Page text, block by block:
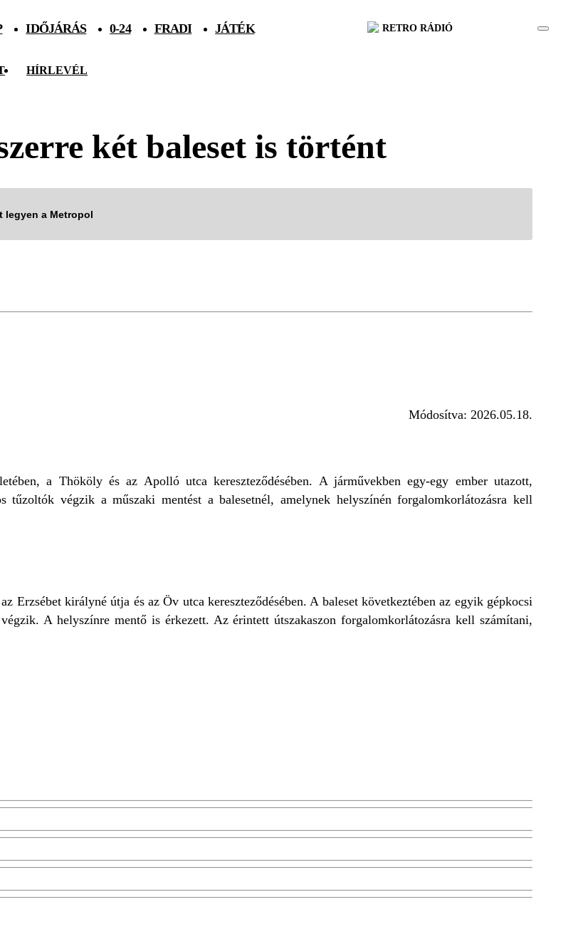
IDŐJÁRÁS 0-24 FRADI JÁTÉK RETRO RÁDIÓ
HÍRLEVÉL
két baleset is történt
legyen a Metropol
Módosítva: 2026.05.18.
a Thököly és az Apolló utca kereszteződésében. A járművekben egy-egy ember utazott,
végzik a műszaki mentést a balesetnél, amelynek helyszínén forgalomkorlátozásra kell
Erzsébet királyné útja és az Öv utca kereszteződésében. A baleset következtében az egyik gépkocsi
A helyszínre mentő is érkezett. Az érintett útszakaszon forgalomkorlátozásra kell számítani,